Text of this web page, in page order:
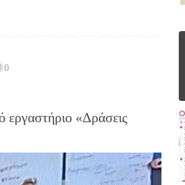
0
εργαστήριο «Δράσεις